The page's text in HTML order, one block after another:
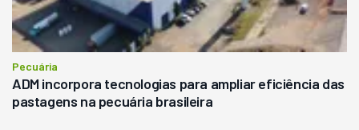
Pecuária
ADM incorpora tecnologias para ampliar eficiência das
pastagens na pecuária brasileira